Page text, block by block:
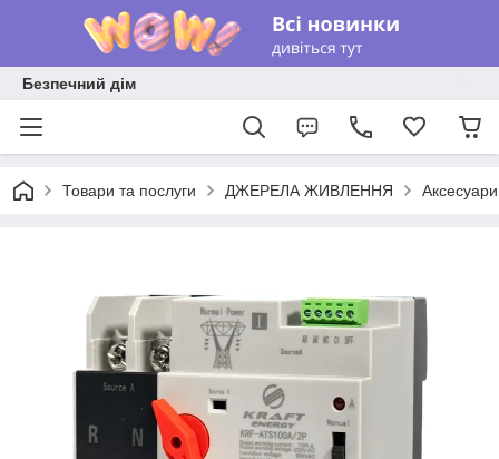
Безпечний дім
Товари та послуги ДЖЕРЕЛА ЖИВЛЕННЯ